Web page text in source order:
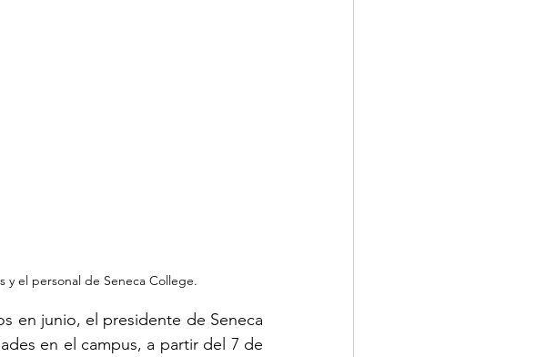
y el personal de Seneca College.
en junio, el presidente de Seneca
en el campus, a partir del 7 de